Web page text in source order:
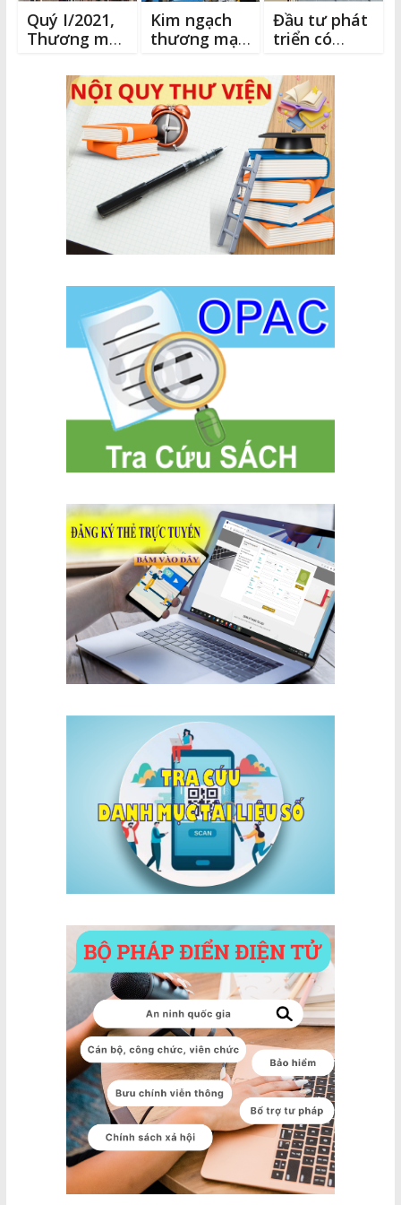
Quý I/2021,
Thương mại
phương Việt
Nam – Ấn
Độ đạt 3,3
tỷ, tăng 34%
Kim ngạch
thương mại
Mỹ vượt
mức 50 tỉ đô
la trong 6
tháng đầu
năm
Đầu tư phát
triển có
hệ thống
đường ven
biển